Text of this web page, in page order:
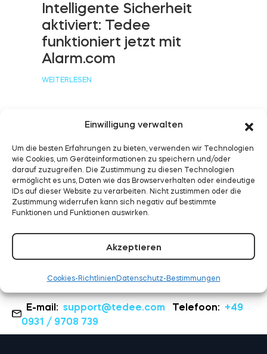
Einwilligung verwalten
Um die besten Erfahrungen zu bieten, verwenden wir Technologien
wie Cookies, um Geräteinformationen zu speichern und/oder
darauf zuzugreifen. Die Zustimmung zu diesen Technologien
ermöglicht es uns, Daten wie das Browserverhalten oder eindeutige
IDs auf dieser Website zu verarbeiten. Nicht zustimmen oder die
Zustimmung widerrufen kann sich negativ auf bestimmte
Funktionen und Funktionen auswirken.
Akzeptieren
Cookies-Richtlinien Datenschutz-Bestimmungen
BleBox Smart Relais Modul
Jetzt kaufen
Intelligente Sicherheit
aktiviert: Tedee
funktioniert jetzt mit
Alarm.com
WEITERLESEN
Tedee funktioniert jetzt
mit Samsung
SmartThings
WEITERLESEN
E-mail: support@tedee.com Telefoon: +49
0931 / 9708 739